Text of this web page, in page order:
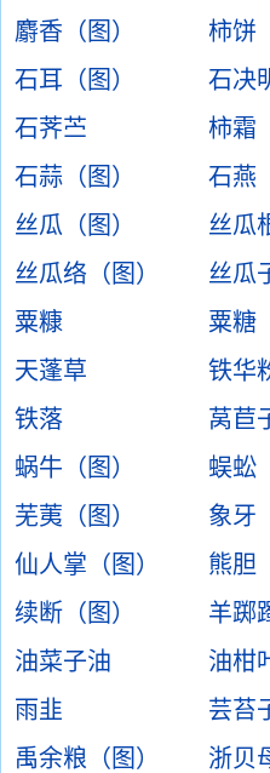
麝香（图）
柿饼
石耳（图）
石决
石荠苎
柿霜
石蒜（图）
石燕
丝瓜（图）
丝瓜
丝瓜络（图）
丝瓜
粟糠
粟糖
天蓬草
铁华
铁落
莴苣
蜗牛（图）
蜈蚣
芜荑（图）
象牙
仙人掌（图）
熊胆
续断（图）
羊踯
油菜子油
油柑
雨韭
芸苔
禹余粮（图）
浙贝